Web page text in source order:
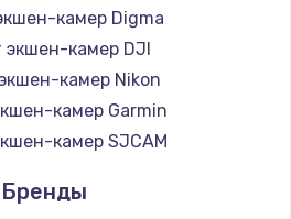
камер Digma
экшен-камер DJI
камер Nikon
камер Garmin
камер SJCAM
Бренды